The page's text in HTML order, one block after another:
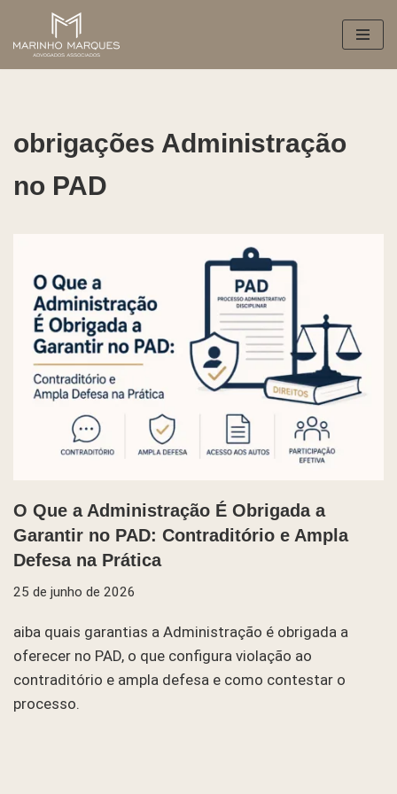
Pular
para
obrigações Administração
no PAD
O Que a Administração É Obrigada a
Garantir no PAD: Contraditório e Ampla
Defesa na Prática
25 de junho de 2026
aiba quais garantias a Administração é obrigada a
oferecer no PAD, o que configura violação ao
contraditório e ampla defesa e como contestar o
processo.